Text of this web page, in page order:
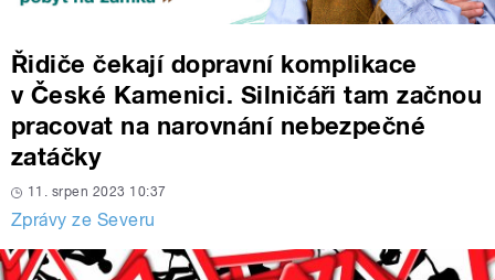
Řidiče čekají dopravní komplikace
v České Kamenici. Silničáři tam začnou
pracovat na narovnání nebezpečné
zatáčky
11. srpen 2023 10:37
Zprávy ze Severu